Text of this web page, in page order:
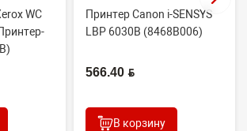
WC
Принтер Canon i-SENSYS
LBP 6030B (8468B006)
566.40 BYN
В корзину